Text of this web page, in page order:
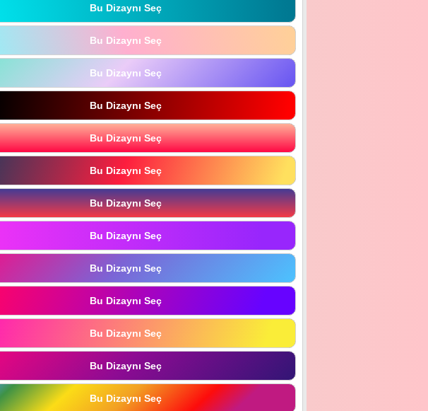
Bu Dizaynı Seç
Bu Dizaynı Seç
Bu Dizaynı Seç
Bu Dizaynı Seç
Bu Dizaynı Seç
Bu Dizaynı Seç
Bu Dizaynı Seç
Bu Dizaynı Seç
Bu Dizaynı Seç
Bu Dizaynı Seç
Bu Dizaynı Seç
Bu Dizaynı Seç
Bu Dizaynı Seç